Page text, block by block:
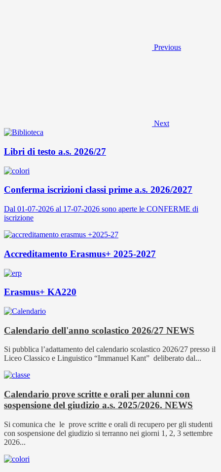
Previous
Next
Libri di testo a.s. 2026/27
Conferma iscrizioni classi prime a.s. 2026/2027
Dal 01-07-2026 al 17-07-2026 sono aperte le CONFERME di
iscrizione
Accreditamento Erasmus+ 2025-2027
Erasmus+ KA220
Calendario dell'anno scolastico 2026/27 NEWS
Si pubblica l’adattamento del calendario scolastico 2026/27 presso il
Liceo Classico e Linguistico “Immanuel Kant” deliberato dal...
Calendario prove scritte e orali per alunni con
sospensione del giudizio a.s. 2025/2026. NEWS
Si comunica che le prove scritte e orali di recupero per gli studenti
con sospensione del giudizio si terranno nei giorni 1, 2, 3 settembre
2026...